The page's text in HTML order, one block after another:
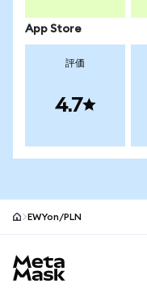
App Store
評価
4.7
EWYon/PLN